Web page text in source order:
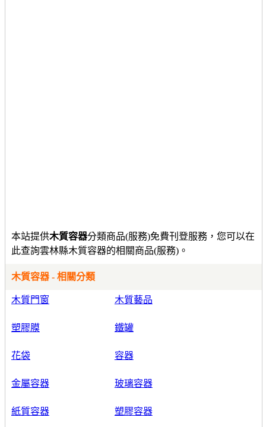
本站提供木質容器分類商品(服務)免費刊登服務，您可以在
此查詢雲林縣木質容器的相關商品(服務)。
木質容器 - 相關分類
木質門窗 木質藝品
塑膠膜 鐵罐
花袋 容器
金屬容器 玻璃容器
紙質容器 塑膠容器